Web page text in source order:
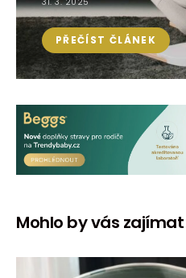
PŘEČÍST ČLÁNEK
Mohlo by vás zajímat